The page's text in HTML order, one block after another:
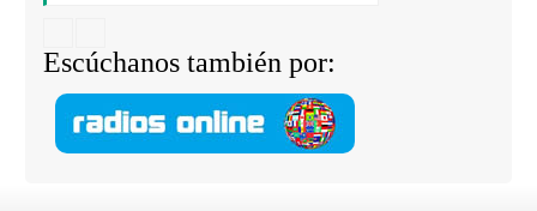
Escúchanos también por: